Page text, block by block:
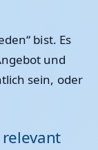
bist. Es
und
sein, oder